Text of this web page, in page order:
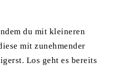
du mit kleineren
mit zunehmender
Los geht es bereits